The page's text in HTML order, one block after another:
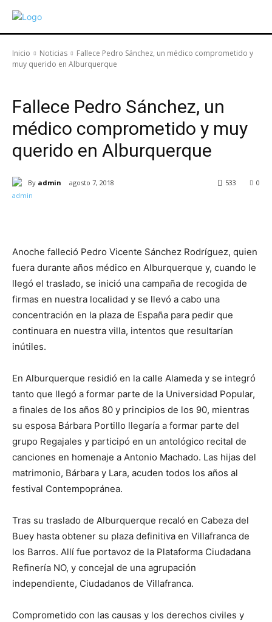
Inicio Noticias
Fallece Pedro Sánchez, un médico comprometido y
muy querido en Alburquerque
Fallece Pedro Sánchez, un
médico comprometido y muy
querido en Alburquerque
By admin agosto 7, 2018 0
533
Anoche falleció Pedro Vicente Sánchez Rodríguez, quien
fuera durante años médico en Alburquerque y, cuando le
llegó el traslado, se inició una campaña de recogida de
firmas en nuestra localidad y se llevó a cabo una
concentración en la plaza de España para pedir que
continuara en nuestra villa, intentos que resultarían
inútiles.
En Alburquerque residió en la calle Alameda y se integró
tanto que llegó a formar parte de la Universidad Popular,
a finales de los años 80 y principios de los 90, mientras
su esposa Bárbara Portillo llegaría a formar parte del
grupo Regajales y participó en un antológico recital de
canciones en homenaje a Antonio Machado. Las hijas del
matrimonio, Bárbara y Lara, acuden todos los años al
festival Contempopránea.
Tras su traslado de Alburquerque recaló en Cabeza del
Buey hasta obtener su plaza definitiva en Villafranca de
los Barros. Allí fue portavoz de la Plataforma Ciudadana
Refinería NO, y concejal de una agrupación
independiente, Ciudadanos de Villafranca.
Comprometido con las causas y los derechos civiles y